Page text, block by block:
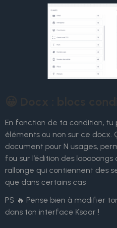
En fonction de ta condition, tu
éléments ou non sur ce docx.
document pour N usages,
fou sur l’édition des
rallonge qui contiennent des
que dans certains cas
PS 🔥 Pense bien à modifier
dans ton interface Ksaar !